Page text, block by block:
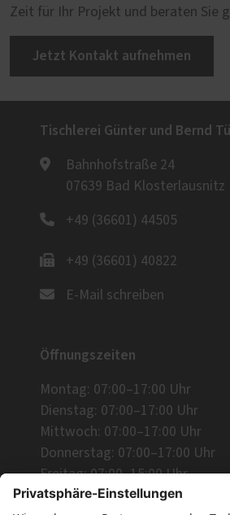
Zeit für Ihr Projekt und beraten Sie
Jetzt Kontakt aufnehmen
Tischlerei Günter und Bernd
Bahnhofstraße 24
07639 Bad Klosterlausnitz
+49 (36601) 44505
+49 (36601) 40822
E-Mail schreiben
Öffnungszeiten
Montag: 07:00–17:00 Uhr
Dienstag: 07:00–17:00 Uhr
Mittwoch: 07:00–17:00 Uhr
Donnerstag: 07:00–17:00 Uhr
Freitag: 07:00–15:00 Uhr